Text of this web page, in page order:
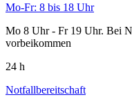
Mo-Fr: 8 bis 18 Uhr
Mo 8 Uhr - Fr 19 Uhr. Bei
vorbeikommen
24 h
Notfallbereitschaft